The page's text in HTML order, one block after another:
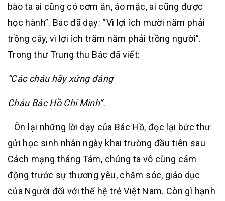
bào ta ai cũng có cơm ăn, áo mặc, ai cũng được
học hành”. Bác đã dạy: “Vì lợi ích mười năm phải
trồng cây, vì lợi ích trăm năm phải trồng người”.
Trong thư Trung thu Bác đã viết:
“Các cháu hãy xứng đáng
Cháu Bác Hồ Chí Minh”.
Ôn lại những lời dạy của Bác Hồ, đọc lại bức thư
gửi học sinh nhân ngày khai trường đầu tiên sau
Cách mạng tháng Tám, chúng ta vô cùng cảm
động trước sự thương yêu, chăm sóc, giáo dục
của Người đối với thế hệ trẻ Việt Nam. Còn gì hạnh